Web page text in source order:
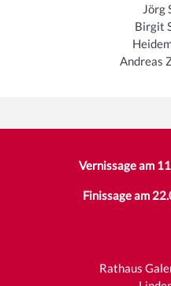
Jörg
Birgit
Andreas
Vernissage am
Finissage am
Rathaus